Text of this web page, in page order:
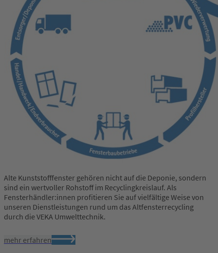
Alte Kunststofffenster gehören nicht auf die Deponie, sondern
sind ein wertvoller Rohstoff im Recyclingkreislauf. Als
Fensterhändler:innen profitieren Sie auf vielfältige Weise von
unseren Dienstleistungen rund um das Altfensterrecycling
durch die VEKA Umwelttechnik.
mehr erfahren